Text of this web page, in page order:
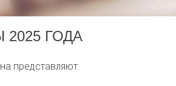
ГОДА
представляют.